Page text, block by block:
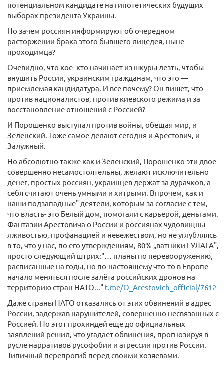
потенциальном кандидате на гипотетических будущих
выборах президента Украины.
Но зачем россиян информируют об очередном
расторжении брака этого бывшего лицедея, ныне
проходимца?
Очевидно, что кое- кто начинает из шкуры лезть, чтобы
внушить России, украинским гражданам, что это —
приемлемая кандидатура. И все почему? Он пишет, что
против националистов, против киевского режима и за
восстановление отношений с Россией?
И Порошенко выступал против войны, обещая мир, и
Зеленский. Тоже самое делают сегодня и Арестович, и
Залужный.
Но абсолютно также как и Зеленский, Порошенко эти двое
совершенно несамостоятельны, желают исключительно
денег, простых россиян, украинцев держат за дурачков, а
себя считают очень умными и хитрыми. Впрочем, как и
наши подзападные" деятели, которым за согласие с тем,
что власть- это Белый дом, помогали с карьерой, деньгами.
Фантазии Арестовича о России и россиянах чудовищны
лживостью, профанацией и невежеством, но не углубляясь
в то, что у нас, по его утверждениям, 80% „ватники ГУЛАГА",
просто следующий штрих:"… планы по перевооружению,
расписанные на годы, но по-настоящему что-то в Европе
начало меняться после залёта российских дронов на
территорию стран НАТО..." t.me/O_Arestovich_official/7612
Даже страны НАТО отказались от этих обвинений в адрес
России, задержав нарушителей, совершенно несвязанных с
Россией. Но этот прохиндей еще до официальных
заявлений решил, что угадает обвинения, прогнозируя в
русле нарративов русофобии и агрессии против России.
Типичный перепрогиб перед своими хозяевами.